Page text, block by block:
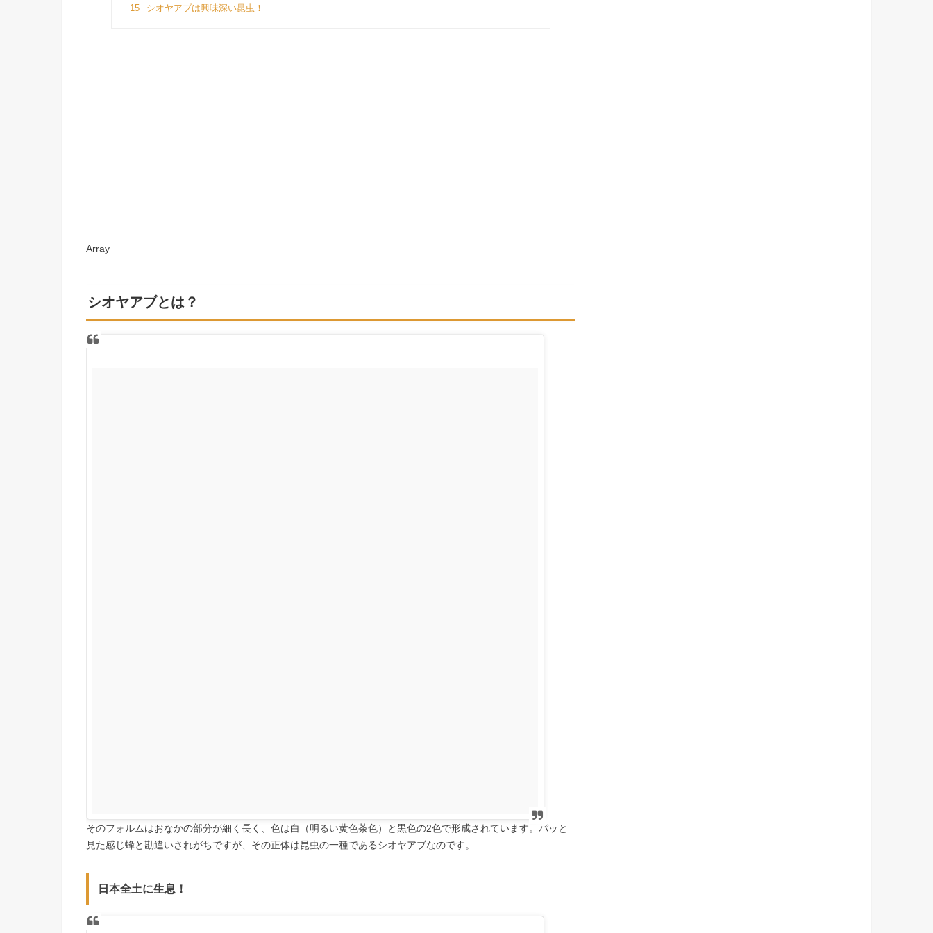
15 シオヤアブは興味深い昆虫！
Array
シオヤアブとは？
そのフォルムはおなかの部分が細く長く、色は白（明るい黄色茶色）と黒色の2色で形成されています。パッと
見た感じ蜂と勘違いされがちですが、その正体は昆虫の一種であるシオヤアブなのです。
日本全土に生息！